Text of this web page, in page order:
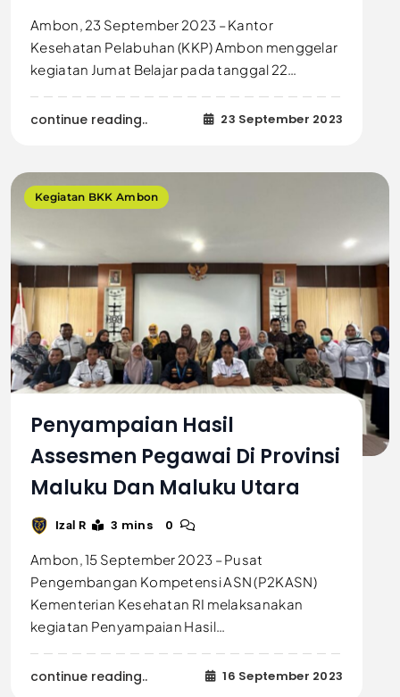
Ambon, 23 September 2023 – Kantor
Kesehatan Pelabuhan (KKP) Ambon menggelar
kegiatan Jumat Belajar pada tanggal 22…
continue reading.. 23 September 2023
Kegiatan BKK Ambon
Penyampaian Hasil
Assesmen Pegawai Di Provinsi
Maluku Dan Maluku Utara
Izal R 3 mins
0
Ambon, 15 September 2023 – Pusat
Pengembangan Kompetensi ASN (P2KASN)
Kementerian Kesehatan RI melaksanakan
kegiatan Penyampaian Hasil…
continue reading.. 16 September 2023